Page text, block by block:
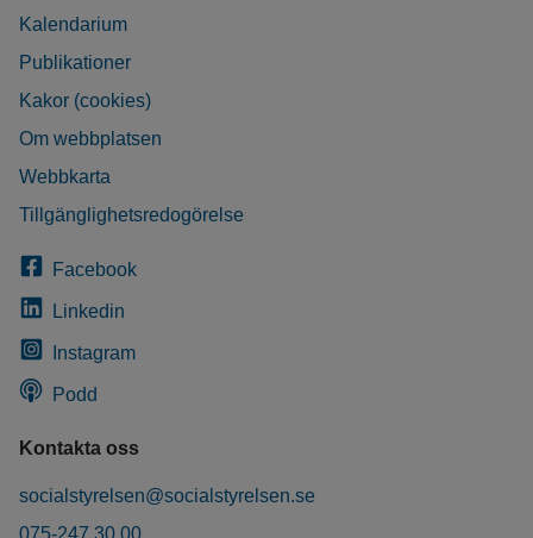
Kalendarium
Publikationer
Kakor (cookies)
Om webbplatsen
Webbkarta
Tillgänglighetsredogörelse
Facebook
Linkedin
Instagram
Podd
Kontakta oss
socialstyrelsen@socialstyrelsen.se
075-247 30 00